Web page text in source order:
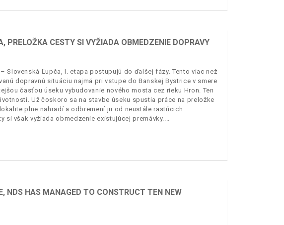
PRELOŽKA CESTY SI VYŽIADA OBMEDZENIE DOPRAVY
Slovenská Ľupča, I. etapa postupujú do ďalšej fázy. Tento viac než
dopravnú situáciu najmä pri vstupe do Banskej Bystrice v smere
časťou úseku vybudovanie nového mosta cez rieku Hron. Ten
Už čoskoro sa na stavbe úseku spustia práce na preložke
plne nahradí a odbremení ju od neustále rastúcich
si však vyžiada obmedzenie existujúcej premávky.
NDS HAS MANAGED TO CONSTRUCT TEN NEW